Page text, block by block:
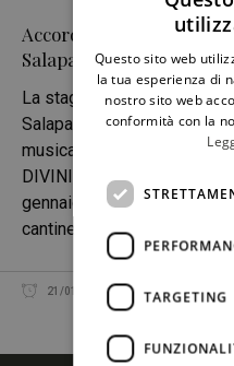
Accordi DiVini, la lirica in
Salaparuta
La stagione culturale 2019
Salaparuta si apre con un
musica lirica, agli amanti
DIVINI, l’eccellenza di
gennaio, a partire dalle ore
cantine
21/01/2019 REDAZIONE
Questo sito web
la tua esperienza di
nostro sito web
conformità con la
TARGETING